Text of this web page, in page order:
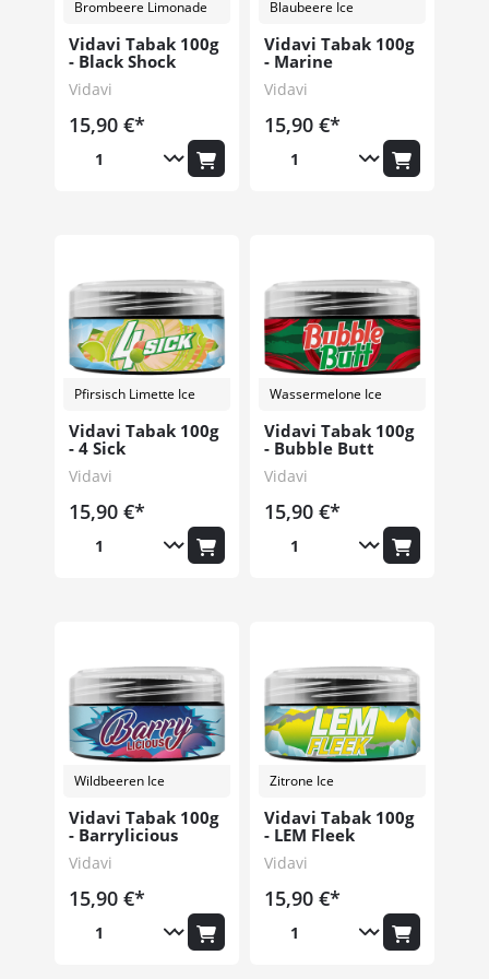
Brombeere Limonade
Vidavi Tabak 100g
- Black Shock
Vidavi
15,90 €*
Blaubeere Ice
Vidavi Tabak 100g
- Marine
Vidavi
15,90 €*
Pfirsisch Limette Ice
Vidavi Tabak 100g
- 4 Sick
Vidavi
15,90 €*
Wassermelone Ice
Vidavi Tabak 100g
- Bubble Butt
Vidavi
15,90 €*
Wildbeeren Ice
Vidavi Tabak 100g
- Barrylicious
Vidavi
15,90 €*
Zitrone Ice
Vidavi Tabak 100g
- LEM Fleek
Vidavi
15,90 €*